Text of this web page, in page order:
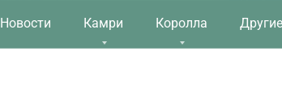
Новости Камри Королла